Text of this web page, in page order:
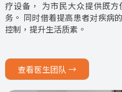
疗设备， 为市民大众提供既
务。 同时借着提高患者对疾病
控制，提升生活质素。
查看医生团队 →